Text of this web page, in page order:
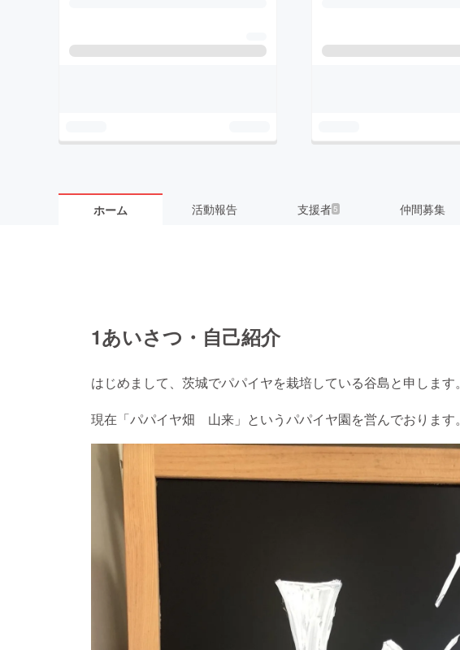
ホーム 活動報告 支援者5 仲間募集
1あいさつ・自己紹介
はじめまして、茨城でパパイヤを栽培している谷島と申します。
現在「パパイヤ畑 山来」というパパイヤ園を営んでおります。